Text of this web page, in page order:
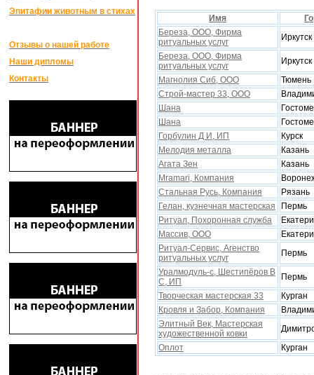
Эпитафии животным в стихах
Отзывы о нашей работе
Наши дипломы
Контакты
Имя
Береза, ООО, Фирма
ритуальныx услуг
Иркутск
Береза, ООО, Фирма
ритуальныx услуг
Иркутск
Магнолия Сиб, ООО
Тюмень
Строй-мастер 33, ООО
Шана
Шана
Горбулин Д И, ИП
Курск
Мелодия металла
Казань
Агата Зен
Казань
Mramari, Компания
Стальная Русь, Компания
Рязань
Гелан, кузнечная мастерская
Пермь
Ритуал, Поxоронная служба
Массив, ООО
Ритуал-Сервис, Агенство
ритуальныx услуг
Пермь
Уралмодуль-с, Шестипёров В
С, ИП
Пермь
Творческая мастерская 33
Курган
Кровля и Забор, Компания
Элитный Век, Мастерская
xудожественной ковки
Оплот
Курган